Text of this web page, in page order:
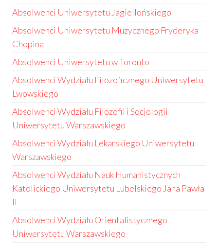
Absolwenci Uniwersytetu Jagiellońskiego
Absolwenci Uniwersytetu Muzycznego Fryderyka
Chopina
Absolwenci Uniwersytetu w Toronto
Absolwenci Wydziału Filozoficznego Uniwersytetu
Lwowskiego
Absolwenci Wydziału Filozofii i Socjologii
Uniwersytetu Warszawskiego
Absolwenci Wydziału Lekarskiego Uniwersytetu
Warszawskiego
Absolwenci Wydziału Nauk Humanistycznych
Katolickiego Uniwersytetu Lubelskiego Jana Pawła
II
Absolwenci Wydziału Orientalistycznego
Uniwersytetu Warszawskiego